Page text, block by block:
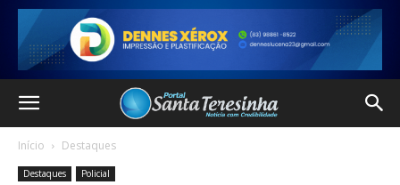
Início Destaques
Destaques Policial